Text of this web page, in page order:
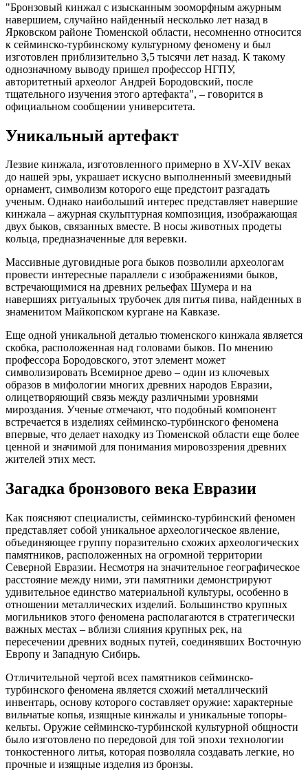
"Бронзовый кинжал с изысканным зооморфным ажурным
навершием, случайно найденный несколько лет назад в
Ярковском районе Тюменской области, несомненно относится
к сейминско-турбинскому культурному феномену и был
изготовлен приблизительно 3,5 тысячи лет назад. К такому
однозначному выводу пришел профессор НГПУ,
авторитетный археолог Андрей Бородовский, после
тщательного изучения этого артефакта", – говорится в
официальном сообщении университета.
Уникальный артефакт
Лезвие кинжала, изготовленного примерно в XV-XIV веках
до нашей эры, украшает искусно выполненный змеевидный
орнамент, символизм которого еще предстоит разгадать
ученым. Однако наибольший интерес представляет навершие
кинжала – ажурная скульптурная композиция, изображающая
двух быков, связанных вместе. В носы животных продеты
кольца, предназначенные для веревки.
Массивные дуговидные рога быков позволили археологам
провести интересные параллели с изображениями быков,
встречающимися на древних рельефах Шумера и на
навершиях ритуальных трубочек для питья пива, найденных в
знаменитом Майкопском кургане на Кавказе.
Еще одной уникальной деталью тюменского кинжала является
скобка, расположенная над головами быков. По мнению
профессора Бородовского, этот элемент может
символизировать Всемирное древо – один из ключевых
образов в мифологии многих древних народов Евразии,
олицетворяющий связь между различными уровнями
мироздания. Ученые отмечают, что подобный компонент
встречается в изделиях сейминско-турбинского феномена
впервые, что делает находку из Тюменской области еще более
ценной и значимой для понимания мировоззрения древних
жителей этих мест.
Загадка бронзового века Евразии
Как поясняют специалисты, сейминско-турбинский феномен
представляет собой уникальное археологическое явление,
объединяющее группу поразительно схожих археологических
памятников, расположенных на огромной территории
Северной Евразии. Несмотря на значительное географическое
расстояние между ними, эти памятники демонстрируют
удивительное единство материальной культуры, особенно в
отношении металлических изделий. Большинство крупных
могильников этого феномена располагаются в стратегически
важных местах – вблизи слияния крупных рек, на
пересечении древних водных путей, соединявших Восточную
Европу и Западную Сибирь.
Отличительной чертой всех памятников сейминско-
турбинского феномена является схожий металлический
инвентарь, основу которого составляет оружие: характерные
вильчатые копья, изящные кинжалы и уникальные топоры-
кельты. Оружие сейминско-турбинской культурной общности
было изготовлено по передовой для той эпохи технологии
тонкостенного литья, которая позволяла создавать легкие, но
прочные и изящные изделия из бронзы.